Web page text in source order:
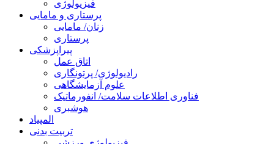
فیزیولوژی
پرستاری و مامایی
زنان/ مامایی
پرستاری
پیراپزشکی
اتاق عمل
رادیولوژی/ پرتونگاری
علوم آزمایشگاهی
فناوری اطلاعات سلامت/ انفورماتیک
هوشبری
المپیاد
تربیت بدنی